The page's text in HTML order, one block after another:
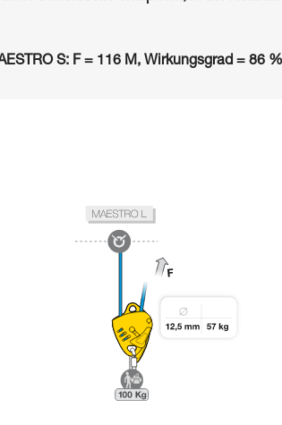
S: F = 116 M, Wirkungsgrad = 86 %